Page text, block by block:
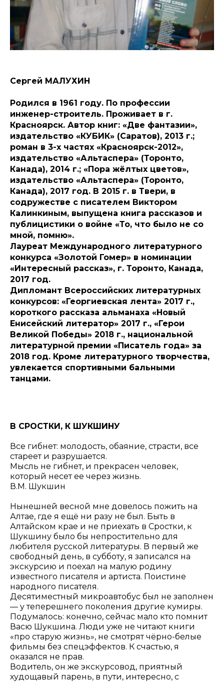
Сергей МАЛУХИН
Родился в 1961 году. По профессии
инженер-строитель. Проживает в г.
Красноярск. Автор книг: «Две фантазии»,
издательство «КУБИК» (Саратов), 2013 г.;
роман в 3-х частях «Красноярск-2012»,
издательство «Альтаспера» (Торонто,
Канада), 2014 г.; «Пора жёлтых цветов»,
издательство «Альтаспера» (Торонто,
Канада), 2017 год. В 2015 г. в Твери, в
содружестве с писателем Виктором
Калинкиным, выпущена книга рассказов и
публицистики о войне «То, что было не со
мной, помню».
Лауреат Международного литературного
конкурса «Золотой Гомер» в номинации
«Интересный рассказ», г. Торонто, Канада,
2017 год.
Дипломант Всероссийских литературных
конкурсов: «Георгиевская лента» 2017 г.,
короткого рассказа альманаха «Новый
Енисейский литератор» 2017 г., «Герои
Великой Победы» 2018 г., национальной
литературной премии «Писатель года» за
2018 год. Кроме литературного творчества,
увлекается спортивными бальными
танцами.
В СРОСТКИ, К ШУКШИНУ
Все гибнет: молодость, обаяние, страсти, все
стареет и разрушается.
Мысль не гибнет, и прекрасен человек,
который несет ее через жизнь.
В.М. Шукшин
Нынешней весной мне довелось пожить на
Алтае, где я ещё ни разу не был. Быть в
Алтайском крае и не приехать в Сростки, к
Шукшину было бы непростительно для
любителя русской литературы. В первый же
свободный день, в субботу, я записался на
экскурсию и поехал на малую родину
известного писателя и артиста. Поистине
народного писателя.
Десятиместный микроавтобус был не заполнен
— у теперешнего поколения другие кумиры.
Подумалось: конечно, сейчас мало кто помнит
Васю Шукшина. Люди уже не читают книги
«про старую жизнь», не смотрят чёрно-белые
фильмы без спецэффектов. К счастью, я
оказался не прав.
Водитель, он же экскурсовод, приятный
худощавый парень, в пути, интересно, с